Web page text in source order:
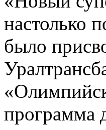
настолько
было
программа